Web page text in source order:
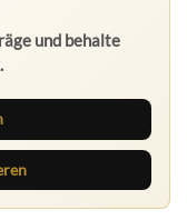
und behalte